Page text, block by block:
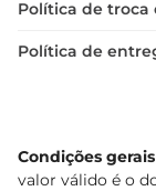
Política de troca
Política de
Condições gerais
valor válido é o